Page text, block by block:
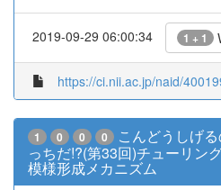
2019-09-29 06:00:34 1 + 1
https://ci.nii.ac.jp/naid/
1 0 0 0
こんどうしげ
っちだ!?(第33回)チューリン
模様形成メカニズム